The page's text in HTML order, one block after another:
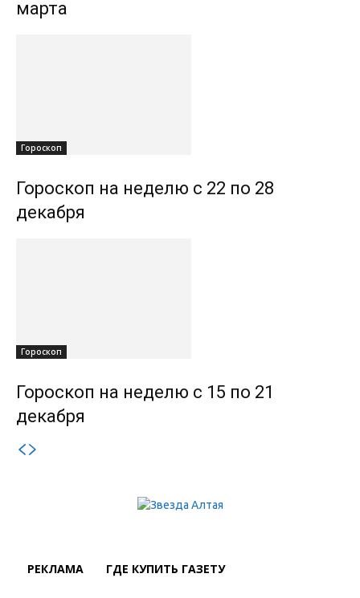
марта
Гороскоп
Гороскоп на неделю с 22 по 28
декабря
Гороскоп
Гороскоп на неделю с 15 по 21
декабря
РЕКЛАМА ГДЕ КУПИТЬ ГАЗЕТУ